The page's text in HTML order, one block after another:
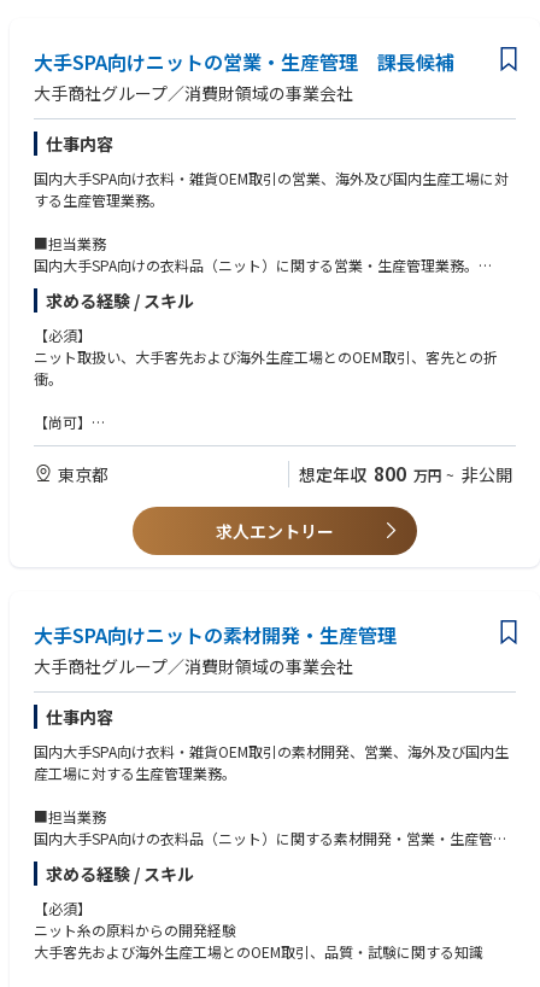
大手SPA向けニットの営業・生産管理 課長候補
大手商社グループ／消費財領域の事業会社
仕事内容
国内大手SPA向け衣料・雑貨OEM取引の営業、海外及び国内生産工場に対
する生産管理業務。
■担当業務
国内大手SPA向けの衣料品（ニット）に関する営業・生産管理業務。
・客先への素材、デザイン提案
・仕様書、見積作成
・品質試験、確認、副資材の手配
・ASEANのOEMを依頼する協力工場へのサンプル指示
・価格、納期確認
・上記業務のほか、必要に応じてASEAN地域の協力工場への出張あり
チームとして企画、営業、生産、品質の機能分担を行っており、各メンバ
ーとの情報共有、連携を行い、組織として業務を遂行するため、コミュニ
ケーション能力を必要とします。また客先指定のシステムへの対応なども
あり、PC操作、エクセルでの業務は必須です。
またチームのリーダーとして、チームマネジメント、客先・仕入先との折
る原料の選定・開発からから始まり、製品の仕様設計、量産時の品質確保
などを行うことで、お客様の求める商品を実現しています。グローバルな
サプライチェーンの中から最適な原料、生産背景を設計し、商品を作り出
す手触り感、チームメンバーとクリエイティブな議論を行い、課題を乗り
越えていく達成感や一体感などものづくりの醍醐味を一緒に経験し、主体
的に事業を推進して頂ける方を募集いたします。
求める経験 / スキル
【必須】
ニット取扱い、大手客先および海外生産工場とのOEM取引、客先との折
衝。
【尚可】
原料に関する知識
チームマネジメント経験
【求める人物像】
モノづくり・品質への拘りがあり、またチームでの情報共有・連携によ
り、大手向けOEM取引を組織で対応できる方。
東京都 想定年収 800 万円 ~ 非公開
求人エントリー
大手SPA向けニットの素材開発・生産管理
大手商社グループ／消費財領域の事業会社
仕事内容
国内大手SPA向け衣料・雑貨OEM取引の素材開発、営業、海外及び国内生
産工場に対する生産管理業務。
■担当業務
国内大手SPA向けの衣料品（ニット）に関する素材開発・営業・生産管理
業務。
・ニット素材の開発（原料から）
・客先への素材提案
・サンプル・バルク糸の手配
・仕様書、見積作成
求める経験 / スキル
【必須】
ニット糸の原料からの開発経験
大手客先および海外生産工場とのOEM取引、品質・試験に関する知識